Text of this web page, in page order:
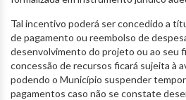
Tal incentivo poderá ser concedido a
de pagamento ou reembolso de
desenvolvimento do projeto ou ao seu
concessão de recursos ficará sujeita à
podendo o Município suspender
pagamentos caso não se constate